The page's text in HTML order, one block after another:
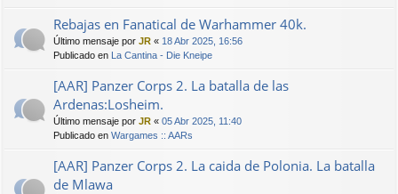
Rebajas en Fanatical de Warhammer 40k.
Último mensaje por JR « 18 Abr 2025, 16:56
Publicado en La Cantina - Die Kneipe
[AAR] Panzer Corps 2. La batalla de las
Ardenas:Losheim.
Último mensaje por JR « 05 Abr 2025, 11:40
Publicado en Wargames :: AARs
[AAR] Panzer Corps 2. La caida de Polonia. La batalla
de Mlawa